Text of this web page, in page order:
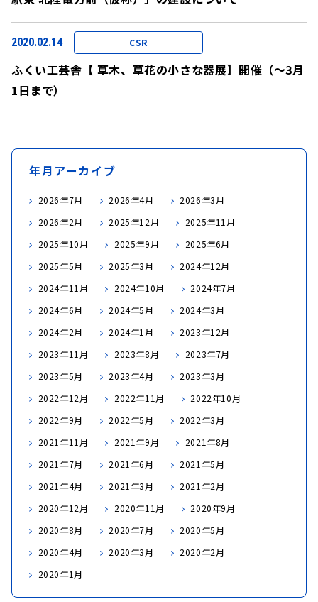
2020.02.14 CSR
ふくい工芸舎【 草木、草花の小さな器展】開催（～3月
1日まで）
年月アーカイブ
2026年7月 2026年4月
2026年3月
2026年2月
2025年12月
2025年11月
2025年10月
2025年9月
2025年6月
2025年5月
2025年3月
2024年12月
2024年11月
2024年10月
2024年7月
2024年6月
2024年5月
2024年3月
2024年2月
2024年1月
2023年12月
2023年11月
2023年8月
2023年7月
2023年5月
2023年4月
2023年3月
2022年12月
2022年11月
2022年10月
2022年9月
2022年5月
2022年3月
2021年11月
2021年9月
2021年8月
2021年7月
2021年6月
2021年5月
2021年4月
2021年3月
2021年2月
2020年12月
2020年11月
2020年9月
2020年8月
2020年7月
2020年5月
2020年4月
2020年3月
2020年2月
2020年1月